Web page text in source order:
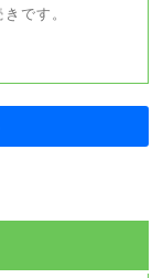
です。